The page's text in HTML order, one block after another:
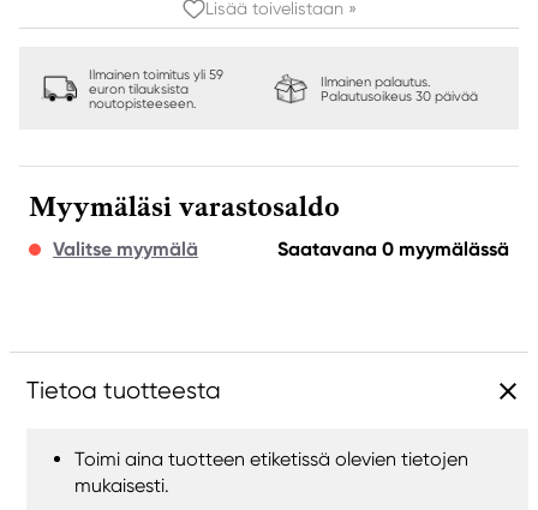
Lisää toivelistaan »
Ilmainen toimitus yli 59
euron tilauksista
noutopisteeseen.
Ilmainen palautus.
Palautusoikeus 30 päivää
Myymäläsi varastosaldo
Valitse myymälä Saatavana 0 myymälässä
Tietoa tuotteesta
Toimi aina tuotteen etiketissä olevien tietojen
mukaisesti.